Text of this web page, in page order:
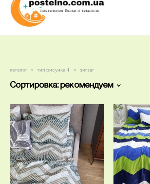
каталог > тип рисунка ⬇ > зигзаг
Сортировка:рекомендуем